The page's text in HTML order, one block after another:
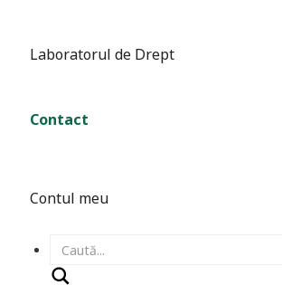
Laboratorul de Drept
Contact
Contul meu